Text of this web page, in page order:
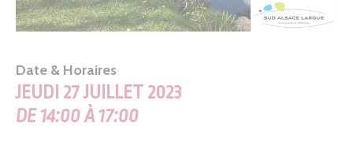
Date & Horaires
JEUDI 27 JUILLET 2023
DE 14:00 À 17:00